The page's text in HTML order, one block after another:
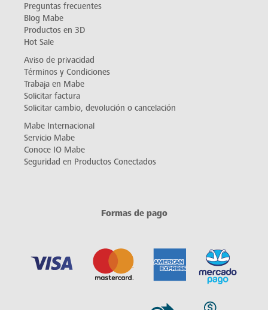
Preguntas frecuentes
Blog Mabe
Productos en 3D
Hot Sale
Aviso de privacidad
Términos y Condiciones
Trabaja en Mabe
Solicitar factura
Solicitar cambio, devolución o cancelación
Mabe Internacional
Servicio Mabe
Conoce IO Mabe
Seguridad en Productos Conectados
Formas de pago